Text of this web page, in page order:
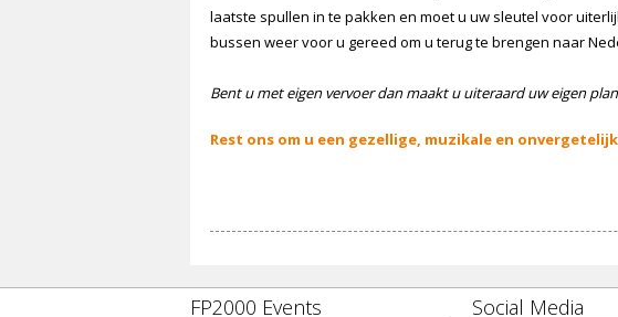
laatste spullen in te pakken en moet u uw sleutel voor
bussen weer voor u gereed om u terug te brengen naar
Bent u met eigen vervoer dan maakt u uiteraard uw eigen
Rest ons om u een gezellige, muzikale en
FP2000 Events Social Media